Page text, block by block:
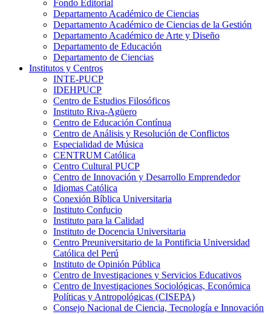
Fondo Editorial
Departamento Académico de Ciencias
Departamento Académico de Ciencias de la Gestión
Departamento Académico de Arte y Diseño
Departamento de Educación
Departamento de Ciencias
Institutos y Centros
INTE-PUCP
IDEHPUCP
Centro de Estudios Filosóficos
Instituto Riva-Agüero
Centro de Educación Contínua
Centro de Análisis y Resolución de Conflictos
Especialidad de Música
CENTRUM Católica
Centro Cultural PUCP
Centro de Innovación y Desarrollo Emprendedor
Idiomas Católica
Conexión Bíblica Universitaria
Instituto Confucio
Instituto para la Calidad
Instituto de Docencia Universitaria
Centro Preuniversitario de la Pontificia Universidad
Católica del Perú
Instituto de Opinión Pública
Centro de Investigaciones y Servicios Educativos
Centro de Investigaciones Sociológicas, Económica
Políticas y Antropológicas (CISEPA)
Consejo Nacional de Ciencia, Tecnología e Innovación